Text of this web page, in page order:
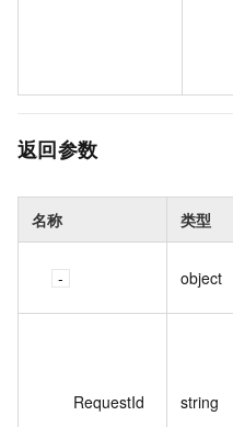
返回参数
名称 类型
object
RequestId string